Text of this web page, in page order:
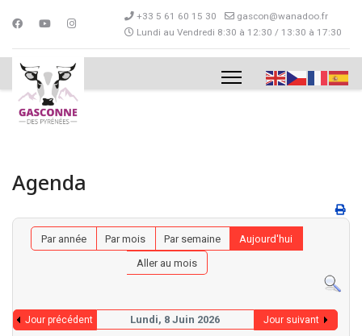
+33 5 61 60 15 30
gascon@wanadoo.fr
Lundi au Vendredi 8:30 à 12:30 / 13:30 à 17:30
Agenda
Par année Par mois Par semaine
Aujourd'hui
Aller au mois
Jour précédent Lundi, 8 Juin 2026 Jour suivant